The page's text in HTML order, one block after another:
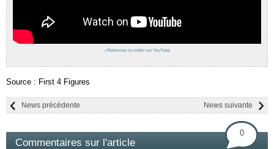
› Retrouvez la vidéo sur YouTube
Source : First 4 Figures
News suivante
News précédente
Commentaires sur l'article
0